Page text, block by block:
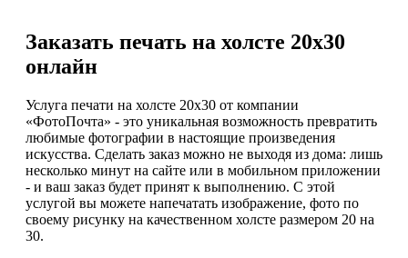
Заказать печать на холсте 20х30
онлайн
Услуга печати на холсте 20x30 от компании
«ФотоПочта» - это уникальная возможность превратить
любимые фотографии в настоящие произведения
искусства. Сделать заказ можно не выходя из дома: лишь
несколько минут на сайте или в мобильном приложении
- и ваш заказ будет принят к выполнению. С этой
услугой вы можете напечатать изображение, фото по
своему рисунку на качественном холсте размером 20 на
30.